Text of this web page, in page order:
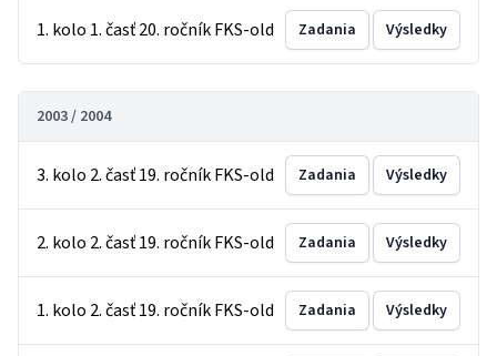
1. kolo 1. časť 20. ročník FKS-old Zadania Výsledky
2003 / 2004
3. kolo 2. časť 19. ročník FKS-old Zadania Výsledky
2. kolo 2. časť 19. ročník FKS-old Zadania Výsledky
1. kolo 2. časť 19. ročník FKS-old Zadania Výsledky